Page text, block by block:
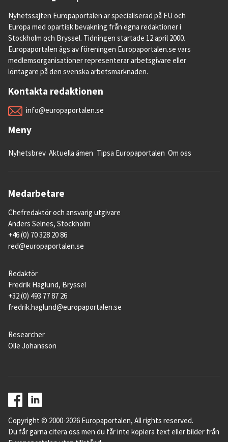
Nyhetssajten Europaportalen är specialiserad på EU och
Europa med opartisk bevakning från egna redaktioner i
Stockholm och Bryssel. Tidningen startade 12 april 2000.
Europaportalen ägs av föreningen Europaportalen.se vars
medlemsorganisationer representerar arbetsgivare eller
löntagare på den svenska arbetsmarknaden.
Kontakta redaktionen
info@europaportalen.se
Meny
Nyhetsbrev Aktuella ämen Tipsa Europaportalen Om oss
Medarbetare
Chefredaktör och ansvarig utgivare
Anders Selnes, Stockholm
+46 (0) 70 328 20 86
red@europaportalen.se
Redaktör
Fredrik Haglund, Bryssel
+32 (0) 493 77 87 26
fredrik.haglund@europaportalen.se
Researcher
Olle Johansson
Copyright © 2000-2026 Europaportalen, All rights reserved.
Du får gärna citera oss men du får inte kopiera text eller bilder från